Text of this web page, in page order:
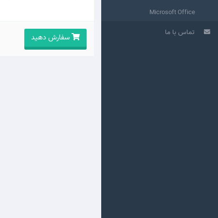
Microsoft Office
تماس با ما سفارش دهید